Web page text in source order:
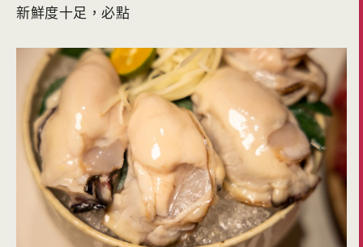
新鮮度十足，必點